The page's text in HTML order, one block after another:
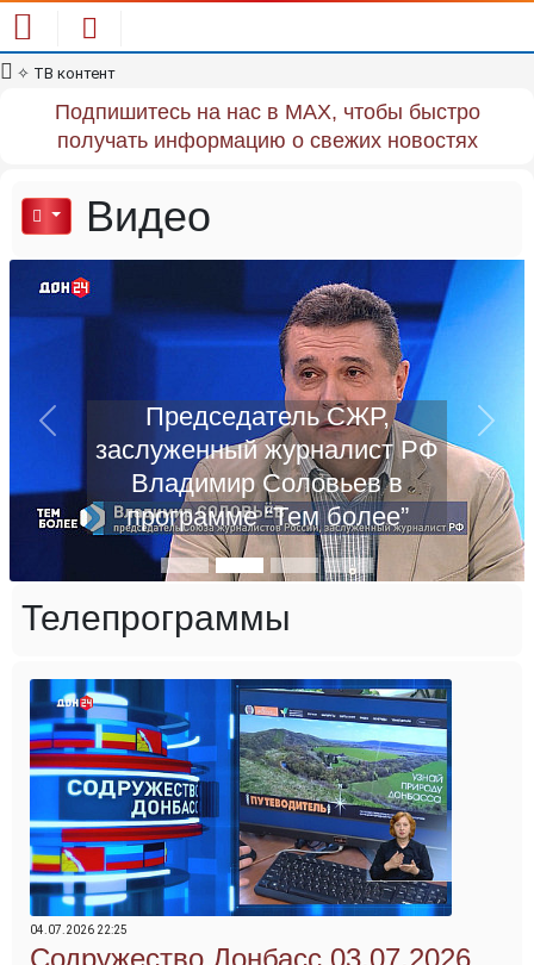
✧ ТВ контент
Подпишитесь на нас в MAX, чтобы быстро
получать информацию о свежих новостях
Видео
Станица-на-Дону 30.05.2026
Previous Next
Телепрограммы
04.07.2026 22:25